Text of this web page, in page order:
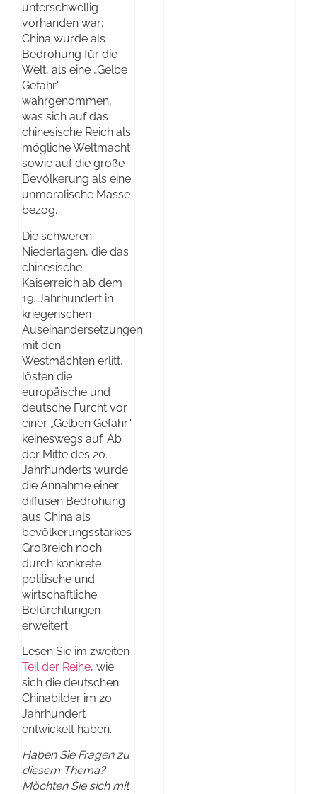
unterschwellig
vorhanden war:
China wurde als
Bedrohung für die
Welt, als eine „Gelbe
Gefahr“
wahrgenommen,
was sich auf das
chinesische Reich als
mögliche Weltmacht
sowie auf die große
Bevölkerung als eine
unmoralische Masse
bezog.
Die schweren
Niederlagen, die das
chinesische
Kaiserreich ab dem
19. Jahrhundert in
kriegerischen
Auseinandersetzungen
mit den
Westmächten erlitt,
lösten die
europäische und
deutsche Furcht vor
einer „Gelben Gefahr“
keineswegs auf. Ab
der Mitte des 20.
Jahrhunderts wurde
die Annahme einer
diffusen Bedrohung
aus China als
bevölkerungsstarkes
Großreich noch
durch konkrete
politische und
wirtschaftliche
Befürchtungen
erweitert.
Lesen Sie im zweiten
Teil der Reihe, wie
sich die deutschen
Chinabilder im 20.
Jahrhundert
entwickelt haben.
Haben Sie Fragen zu
diesem Thema?
Möchten Sie sich mit